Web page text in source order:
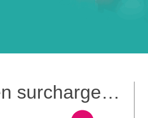
surcharge…